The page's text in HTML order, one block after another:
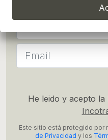
He leido y acepto la
Este sitio está protegido por
de Privacidad y los